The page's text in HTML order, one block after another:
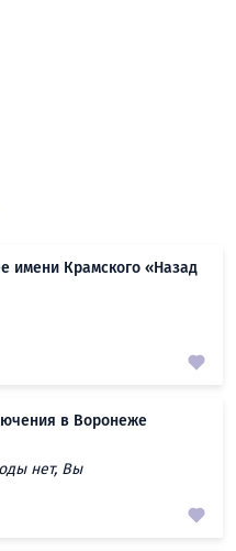
имени Крамского «Назад
в Воронеже
нет, Вы